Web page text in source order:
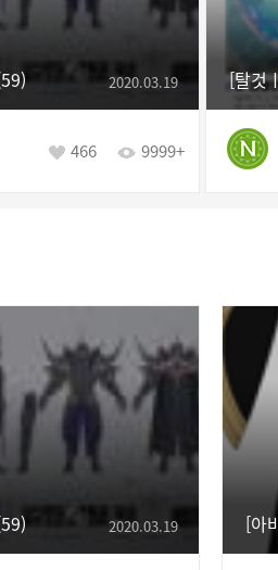
59
466 9999+
2020.03.19
59 2020.03.19